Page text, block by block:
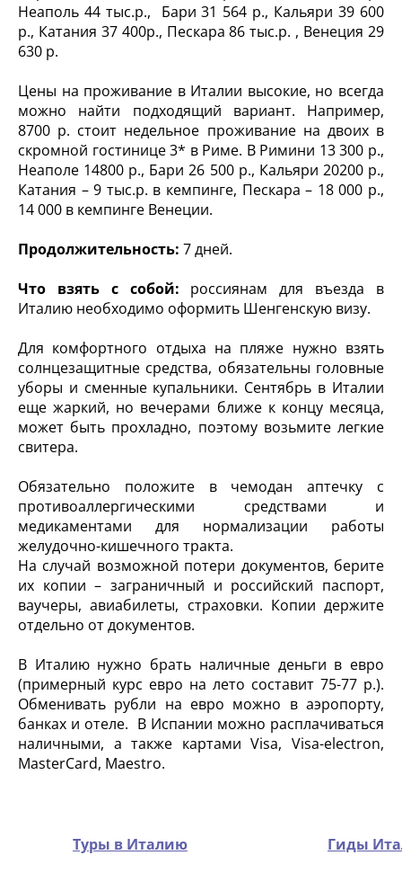
Неаполь 44 тыс.р., Бари 31 564 р., Кальяри 39 600
р., Катания 37 400р., Пескара 86 тыс.р. , Венеция 29
630 р.
Цены на проживание в Италии высокие, но всегда
можно найти подходящий вариант. Например,
8700 р. стоит недельное проживание на двоих в
скромной гостинице 3* в Риме. В Римини 13 300 р.,
Неаполе 14800 р., Бари 26 500 р., Кальяри 20200 р.,
Катания – 9 тыс.р. в кемпинге, Пескара – 18 000 р.,
14 000 в кемпинге Венеции.
Продолжительность: 7 дней.
Что взять с собой: россиянам для въезда в
Италию необходимо оформить Шенгенскую визу.
Для комфортного отдыха на пляже нужно взять
солнцезащитные средства, обязательны головные
уборы и сменные купальники. Сентябрь в Италии
еще жаркий, но вечерами ближе к концу месяца,
может быть прохладно, поэтому возьмите легкие
свитера.
Обязательно положите в чемодан аптечку с
противоаллергическими средствами и
медикаментами для нормализации работы
желудочно-кишечного тракта.
На случай возможной потери документов, берите
их копии – заграничный и российский паспорт,
ваучеры, авиабилеты, страховки. Копии держите
отдельно от документов.
В Италию нужно брать наличные деньги в евро
(примерный курс евро на лето составит 75-77 р.).
Обменивать рубли на евро можно в аэропорту,
банках и отеле. В Испании можно расплачиваться
наличными, а также картами Visa, Visa-electron,
MasterCard, Maestro.
Туры в Италию Гиды